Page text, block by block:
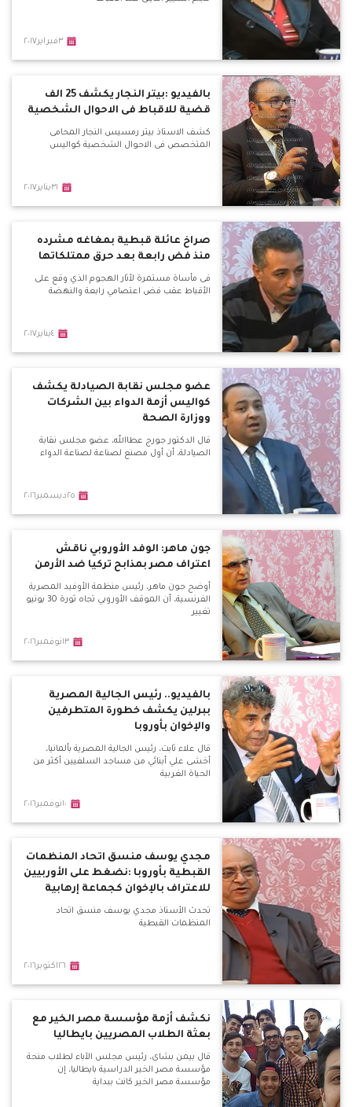
٣فبراير٢٠١٧
بالفيديو :بيتر النجار يكشف 25 الف
قضية للاقباط فى الاحوال الشخصية
كشف الاستاذ بيتر رمسيس النجار المحامى
المتخصص فى الاحوال الشخصية كواليس
٣١يناير٢٠١٧
صراخ عائلة قبطية بمغاغه مشرده
منذ فض رابعة بعد حرق ممتلكاتها
فى مأساة مستمرة لأثار الهجوم الذي وقع على
الأقباط عقب فض اعتصامي رابعة والنهضة
٤يناير٢٠١٧
عضو مجلس نقابة الصيادلة يكشف
كواليس أزمة الدواء بين الشركات
ووزارة الصحة
قال الدكتور جورج عطاالله، عضو مجلس نقابة
الصيادلة، أن أول مصنع لصناعة لصناعة الدواء
٢٥ديسمبر٢٠١٦
جون ماهر: الوفد الأوروبي ناقش
اعتراف مصر بمذابح تركيا ضد الأرمن
أوضح جون ماهر، رئيس منظمة الأوفيد المصرية
الفرنسية، أن الموقف الأوروبي تجاه ثورة 30 يونيو
تغيير
١٣نوفمبر٢٠١٦
بالفيديو.. رئيس الجالية المصرية
ببرلين يكشف خطورة المتطرفين
والإخوان بأوروبا
قال علاء ثابت، رئيس الجالية المصرية بألمانيا،
أخشى علي أبنائي من مساجد السلفيين أكثر من
الحياة الغربية
١٠نوفمبر٢٠١٦
مجدي يوسف منسق اتحاد المنظمات
القبطية بأوروبا :نضغط على الأوربيين
للاعتراف بالإخوان كجماعة إرهابية
تحدث الأستاذ مجدي يوسف منسق اتحاد
المنظمات القبطية
٢٦اكتوبر٢٠١٦
نكشف أزمة مؤسسة مصر الخير مع
بعثة الطلاب المصريين بايطاليا
قال بيمن بشاى، رئيس مجلس الآباء لطلاب منحة
مؤسسة مصر الخير الدراسية بايطاليا، إن
مؤسسة مصر الخير كانت ببداية